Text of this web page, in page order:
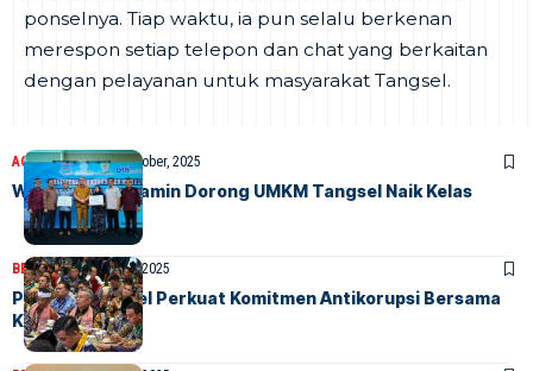
ponselnya. Tiap waktu, ia pun selalu berkenan
merespon setiap telepon dan chat yang berkaitan
dengan pelayanan untuk masyarakat Tangsel.
AGENDAINDEX29 Oktober, 2025
Wali Kota Benyamin Dorong UMKM Tangsel Naik Kelas
BERITAHOME22 Juli, 2025
Pemkot Tangsel Perkuat Komitmen Antikorupsi Bersama
KPK